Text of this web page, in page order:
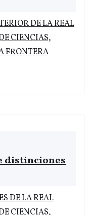
DE LA REAL
CIENCIAS,
FRONTERA
distinciones
DE LA REAL
CIENCIAS,